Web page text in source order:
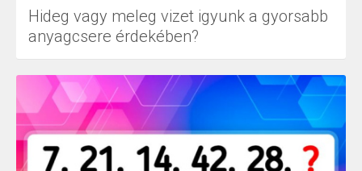
Hideg vagy meleg vizet igyunk a gyorsabb
anyagcsere érdekében?